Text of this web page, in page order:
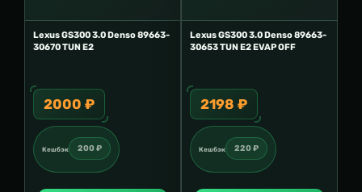
Lexus GS300 3.0 Denso 89663-
30670 TUN E2
2000 ₽
Кешбэк 200 ₽
Lexus GS300 3.0 Denso 89663-
30653 TUN E2 EVAP OFF
2198 ₽
Кешбэк 220 ₽